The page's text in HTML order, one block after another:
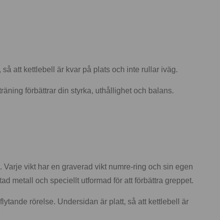
att kettlebell är kvar på plats och inte rullar iväg.
förbättrar din styrka, uthållighet och balans.
vikt har en graverad vikt numre-ring och sin egen
metall och speciellt utformad för att förbättra greppet.
rörelse. Undersidan är platt, så att kettlebell är